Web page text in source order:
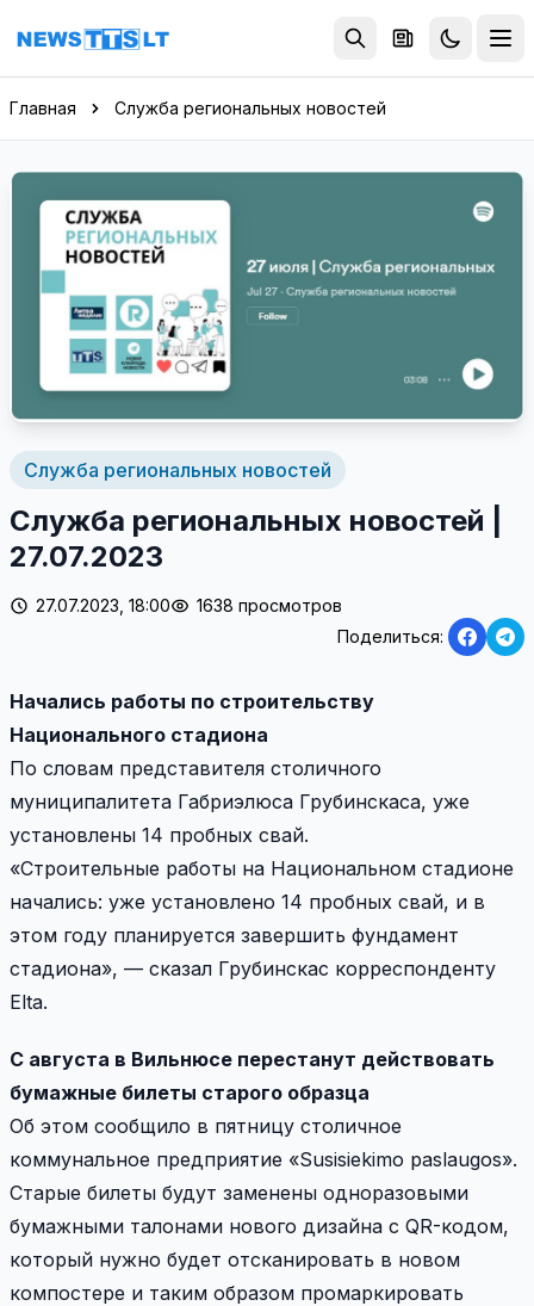
Перейти к содержимому
Главная Служба региональных новостей
Служба региональных новостей
Служба региональных новостей |
27.07.2023
27.07.2023, 18:00
1638 просмотров
Поделиться:
Начались работы по строительству
Национального стадиона
По словам представителя столичного
муниципалитета Габриэлюса Грубинскаса, уже
установлены 14 пробных свай.
«Строительные работы на Национальном стадионе
начались: уже установлено 14 пробных свай, и в
этом году планируется завершить фундамент
стадиона», — сказал Грубинскас корреспонденту
Elta.
C августа в Вильнюсе перестанут действовать
бумажные билеты старого образца
Об этом сообщило в пятницу столичное
коммунальное предприятие «Susisiekimo paslaugos».
Старые билеты будут заменены одноразовыми
бумажными талонами нового дизайна с QR-кодом,
который нужно будет отсканировать в новом
компостере и таким образом промаркировать